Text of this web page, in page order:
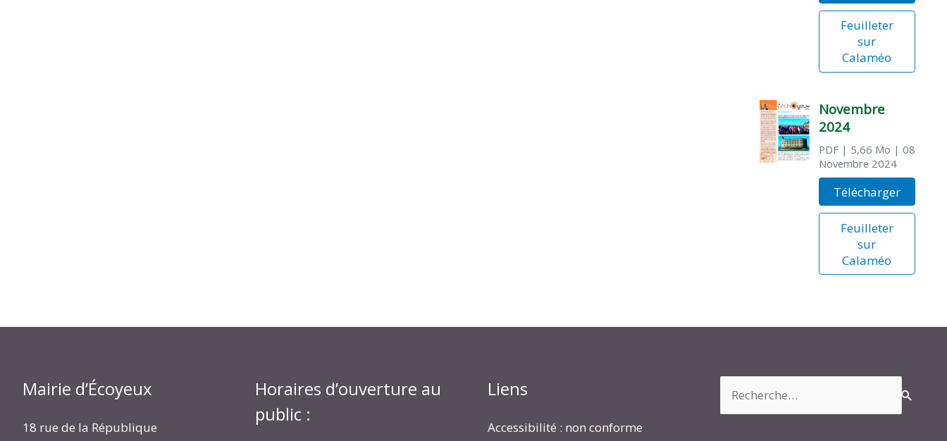
Feuilleter
sur
Calaméo
Novembre
2024
PDF| 5,66 Mo | 08
Novembre 2024
Télécharger
Feuilleter
sur
Calaméo
Mairie d’Écoyeux
18 rue de la République
Horaires d’ouverture au
public :
Liens
Accessibilité : non conforme